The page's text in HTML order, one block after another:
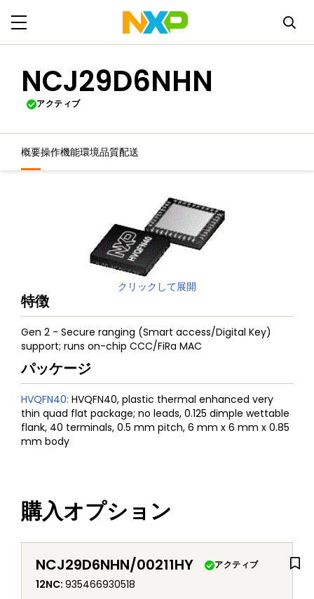
NCJ29D6NHN
アクティブ
概要操作機能環境品質配送
クリックして展開
特徴
Gen 2 - Secure ranging (Smart access/Digital Key)
support; runs on-chip CCC/FiRa MAC
パッケージ
HVQFN40: HVQFN40, plastic thermal enhanced very
thin quad flat package; no leads, 0.125 dimple wettable
flank, 40 terminals, 0.5 mm pitch, 6 mm x 6 mm x 0.85
mm body
購入オプション
NCJ29D6NHN/00211HY アクティブ
12NC: 935466930518